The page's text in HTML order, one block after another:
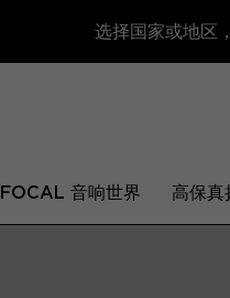
选择国家或地区
FOCAL 音响世界 高保真